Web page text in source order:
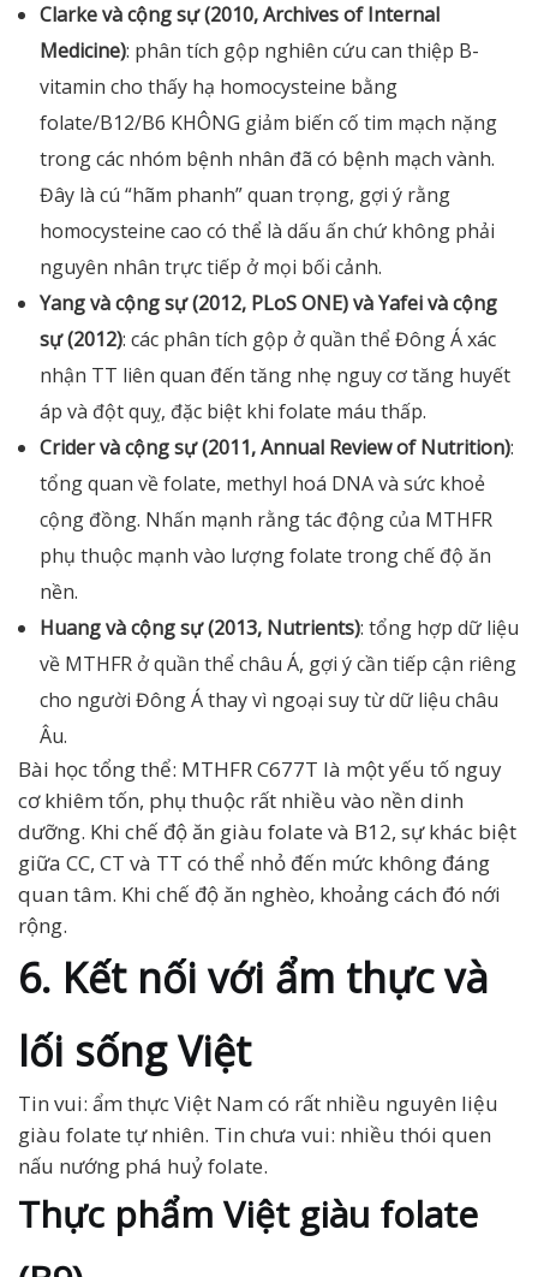
Clarke và cộng sự (2010, Archives of Internal
Medicine): phân tích gộp nghiên cứu can thiệp B-
vitamin cho thấy hạ homocysteine bằng
folate/B12/B6 KHÔNG giảm biến cố tim mạch nặng
trong các nhóm bệnh nhân đã có bệnh mạch vành.
Đây là cú “hãm phanh” quan trọng, gợi ý rằng
homocysteine cao có thể là dấu ấn chứ không phải
nguyên nhân trực tiếp ở mọi bối cảnh.
Yang và cộng sự (2012, PLoS ONE) và Yafei và cộng
sự (2012): các phân tích gộp ở quần thể Đông Á xác
nhận TT liên quan đến tăng nhẹ nguy cơ tăng huyết
áp và đột quỵ, đặc biệt khi folate máu thấp.
Crider và cộng sự (2011, Annual Review of Nutrition):
tổng quan về folate, methyl hoá DNA và sức khoẻ
cộng đồng. Nhấn mạnh rằng tác động của MTHFR
phụ thuộc mạnh vào lượng folate trong chế độ ăn
nền.
Huang và cộng sự (2013, Nutrients): tổng hợp dữ liệu
về MTHFR ở quần thể châu Á, gợi ý cần tiếp cận riêng
cho người Đông Á thay vì ngoại suy từ dữ liệu châu
Âu.
Bài học tổng thể: MTHFR C677T là một yếu tố nguy
cơ khiêm tốn, phụ thuộc rất nhiều vào nền dinh
dưỡng. Khi chế độ ăn giàu folate và B12, sự khác biệt
giữa CC, CT và TT có thể nhỏ đến mức không đáng
quan tâm. Khi chế độ ăn nghèo, khoảng cách đó nới
rộng.
6. Kết nối với ẩm thực và
lối sống Việt
Tin vui: ẩm thực Việt Nam có rất nhiều nguyên liệu
giàu folate tự nhiên. Tin chưa vui: nhiều thói quen
nấu nướng phá huỷ folate.
Thực phẩm Việt giàu folate